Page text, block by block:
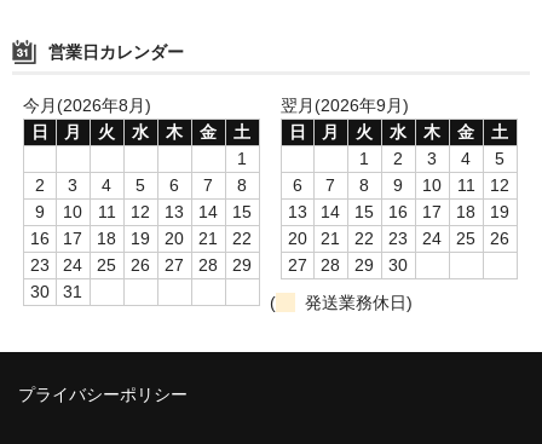
営業日カレンダー
今月(2026年8月)
日
月 火 水 木 金
土
1
2
3 4 5 6 7
8
9
10 11 12 13 14
15
16
17 18 19 20 21
22
23
24 25 26 27 28
29
30
31
翌月(2026年9月)
日
月 火 水 木 金
土
1
2 3 4
5
6
7 8 9 10 11
12
13
14 15 16 17 18
19
20
21 22 23 24 25
26
27
28 29
30
(
発送業務休日)
プライバシーポリシー